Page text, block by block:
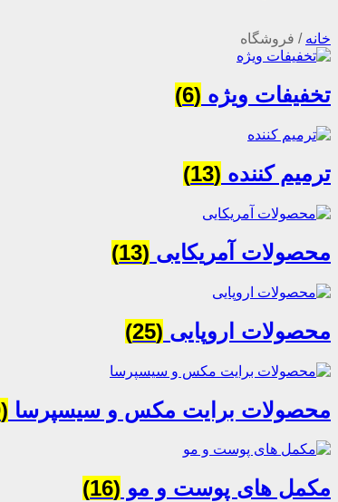
خانه / فروشگاه
تخفیفات ویژه (6)
ترمیم کننده (13)
محصولات آمریکایی (13)
محصولات اروپایی (25)
محصولات برایت مکس و سیسپرسا (20)
مکمل‌‌ های پوست‌ و مو (16)